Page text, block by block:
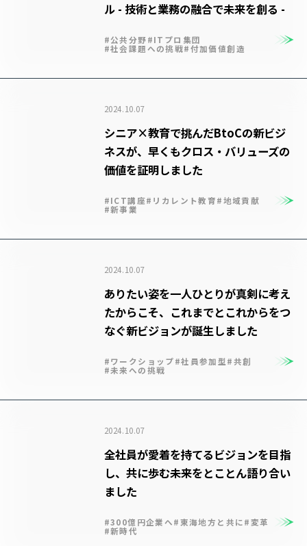
ル - 技術と業務の融合で未来を創る -
#公共分野#ITプロ集団
#社会課題への挑戦#付加価値創造
2024.10.07
シニア×教育で挑んだBtoCの新ビジ
ネスが、早くもクロス・バリューズの
価値を証明しました
#ICT講座#リカレント教育#地域貢献
#新事業
2024.10.07
ありたい姿を一人ひとりが真剣に考え
たからこそ、これまでとこれからをつ
なぐ新ビジョンが誕生しました
#ワークショップ#社員参加型 #共創
#未来への挑戦
2024.10.07
全社員が愛着を持てるビジョンを目指
し、共に歩む未来をとことん語り合い
ました
#300億円企業へ#東海地方と共に#変革
#新時代